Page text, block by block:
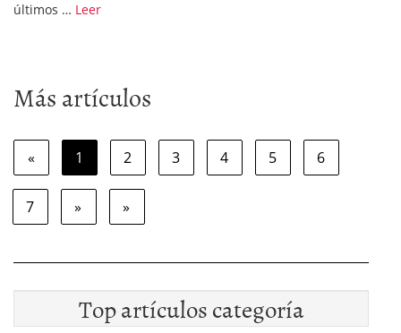
últimos … Leer
Más artículos
« 1 2 3 4 5 6
7 » »
Top artículos categoría